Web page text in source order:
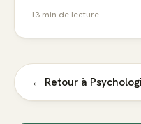
13 min de lecture
← Retour à